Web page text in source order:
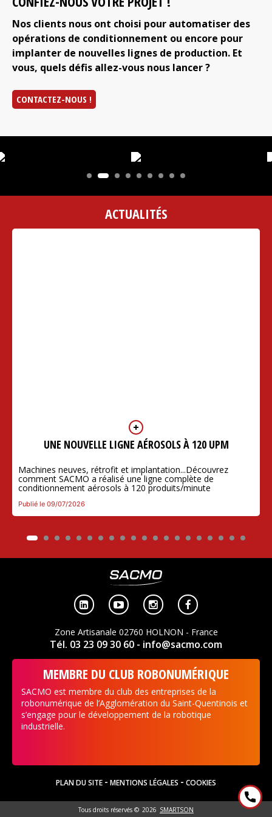
Nos clients nous ont choisi pour automatiser des
opérations de conditionnement ou encore pour
implanter de nouvelles lignes de production. Et
vous, quels défis allez-vous nous lancer ?
CONTACTEZ-NOUS !
ACTUALITÉS
UNE NOUVELLE LIGNE AÉROSOLS À 120 UPM
Machines neuves, rétrofit et implantation...Découvrez
comment SACMO a réalisé une ligne complète de
conditionnement aérosols à 120 produits/minute
Publié le 09/07/2026
   
Zone Artisanale 02760 HOLNON - France
Tél. 03 23 09 30 60 - info@sacmo.com
MEMBRE DU CLUB ROBONUMÉRIQUE
SACMO est membre du club des entreprises de la
robonumérique de l’Agglomération du Saint-Quentinois et
s’engage pour le développement de la robotique
industrielle.
PLAN DU SITE - MENTIONS LÉGALES - COOKIES
Tous droits réservés © 2026 SMARTSON